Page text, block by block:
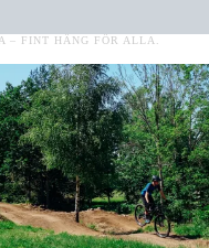
– FINT HÄNG FÖR ALLA.